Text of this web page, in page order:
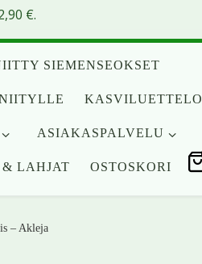
SIEMENSEOKSET
KASVILUETTELO
ASIAKASPALVELU
LAHJAT OSTOSKORI
– Akleja
€.